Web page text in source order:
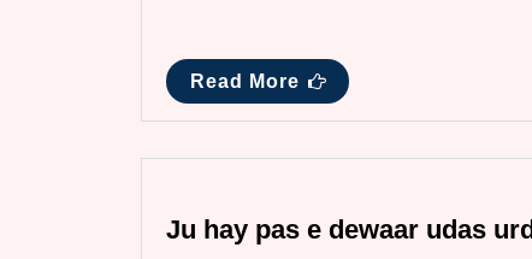
Read More
Ju hay pas e dewaar udas